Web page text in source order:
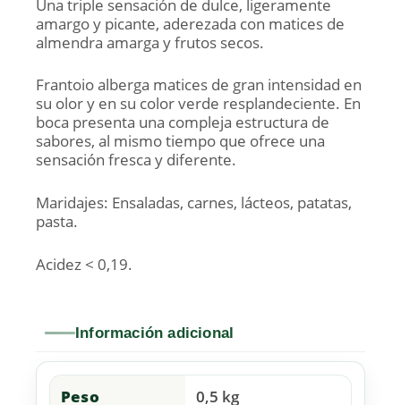
Una triple sensación de dulce, ligeramente
amargo y picante, aderezada con matices de
almendra amarga y frutos secos.
Frantoio alberga matices de gran intensidad en
su olor y en su color verde resplandeciente. En
boca presenta una compleja estructura de
sabores, al mismo tiempo que ofrece una
sensación fresca y diferente.
Maridajes: Ensaladas, carnes, lácteos, patatas,
pasta.
Acidez < 0,19.
Información adicional
Peso 0,5 kg